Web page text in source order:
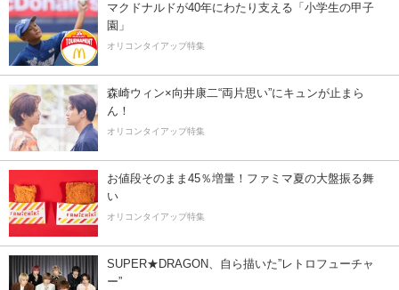
マクドナルドが40年にわたり支える「小学生の甲子
園」
オリコンタイアップ特集
森崎ウィン×向井康二“両片思い”にキュンが止まら
ん！
オリコンタイアップ特集
お値段そのまま45％増量！ファミマ夏の大盤振る舞
い
オリコンタイアップ特集
SUPER★DRAGON、自ら描いた”レトロフューチャ
ー”